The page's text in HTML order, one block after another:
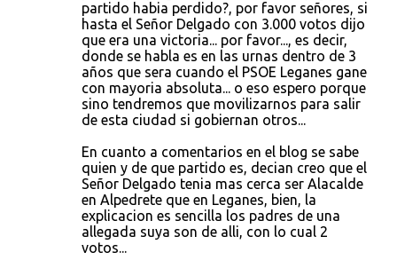
partido habia perdido?, por favor señores, si
hasta el Señor Delgado con 3.000 votos dijo
que era una victoria... por favor..., es decir,
donde se habla es en las urnas dentro de 3
años que sera cuando el PSOE Leganes gane
con mayoria absoluta... o eso espero porque
sino tendremos que movilizarnos para salir
de esta ciudad si gobiernan otros...
En cuanto a comentarios en el blog se sabe
quien y de que partido es, decian creo que el
Señor Delgado tenia mas cerca ser Alacalde
en Alpedrete que en Leganes, bien, la
explicacion es sencilla los padres de una
allegada suya son de alli, con lo cual 2
votos...